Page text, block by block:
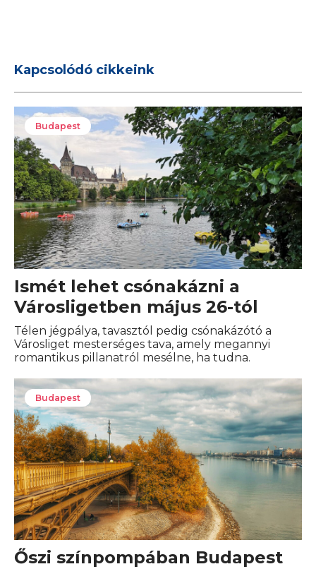
Kapcsolódó cikkeink
Budapest
Ismét lehet csónakázni a
Városligetben május 26-tól
Télen jégpálya, tavasztól pedig csónakázótó a
Városliget mesterséges tava, amely megannyi
romantikus pillanatról mesélne, ha tudna.
Budapest
Őszi színpompában Budapest